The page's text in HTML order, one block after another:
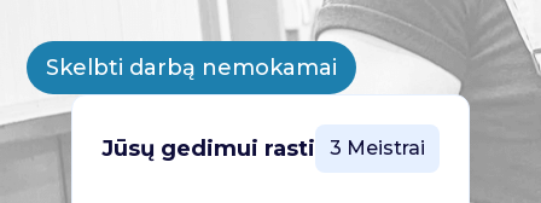
Skelbti darbą nemokamai
Jūsų gedimui rasti 3 Meistrai